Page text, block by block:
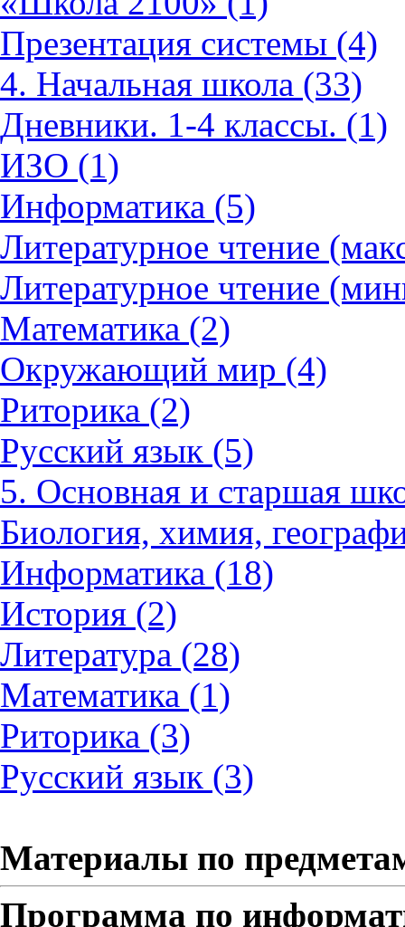
Презентация системы (4)
4. Начальная школа (33)
Дневники. 1-4 классы. (1)
ИЗО (1)
Информатика (5)
Литературное чтение
Литературное чтение
Математика (2)
Окружающий мир (4)
Риторика (2)
Русский язык (5)
5. Основная и старшая
Биология, химия,
Информатика (18)
История (2)
Литература (28)
Математика (1)
Риторика (3)
Русский язык (3)
Материалы по
Программа по